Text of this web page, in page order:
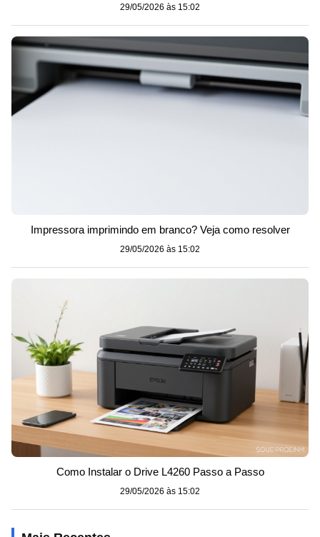
29/05/2026 às 15:02
Impressora imprimindo em branco? Veja como resolver
29/05/2026 às 15:02
Como Instalar o Drive L4260 Passo a Passo
29/05/2026 às 15:02